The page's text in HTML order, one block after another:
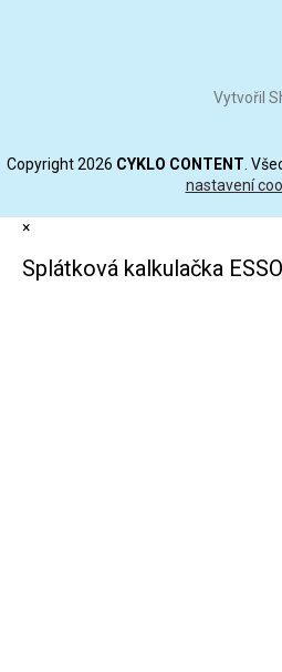
Vytvořil
Copyright 2026 CYKLO CONTENT .
nastavení
×
Splátková kalkulačka